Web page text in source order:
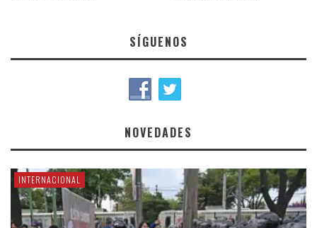
SÍGUENOS
NOVEDADES
INTERNACIONAL